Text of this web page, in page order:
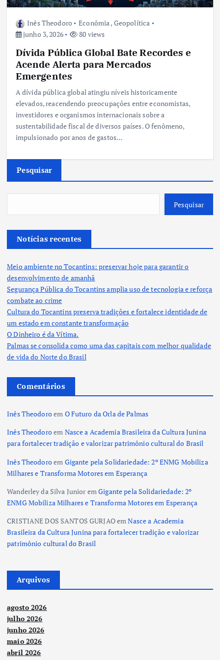
Inês Theodoro Econômia, Geopolítica
junho 3, 2026
80 views
Dívida Pública Global Bate Recordes e
Acende Alerta para Mercados
Emergentes
A dívida pública global atingiu níveis historicamente
elevados, reacendendo preocupações entre economistas,
investidores e organismos internacionais sobre a
sustentabilidade fiscal de diversos países. O fenômeno,
impulsionado por anos de gastos…
Pesquisar
Pesquisar
Notícias recentes
Meio ambiente no Tocantins: preservar hoje para garantir o
desenvolvimento de amanhã
Segurança Pública do Tocantins amplia uso de tecnologia e reforça
combate ao crime
Cultura do Tocantins preserva tradições e fortalece identidade de
um estado em constante transformação
O Dinheiro é da Vítima.
Palmas se consolida como uma das capitais com melhor qualidade
de vida do Norte do Brasil
Comentários
Inês Theodoroem O Futuro da Orla de Palmas
Inês Theodoroem Nasce a Academia Brasileira da Cultura Junina
para fortalecer tradição e valorizar patrimônio cultural do Brasil
Inês Theodoroem Gigante pela Solidariedade: 2º ENMG Mobiliza
Milhares e Transforma Motores em Esperança
Wanderley da Silva JunioremGigante pela Solidariedade: 2º
ENMG Mobiliza Milhares e Transforma Motores em Esperança
CRISTIANE DOS SANTOS GURJAOemNasce a Academia
Brasileira da Cultura Junina para fortalecer tradição e valorizar
patrimônio cultural do Brasil
Arquivos
agosto 2026
julho 2026
junho 2026
maio 2026
abril 2026